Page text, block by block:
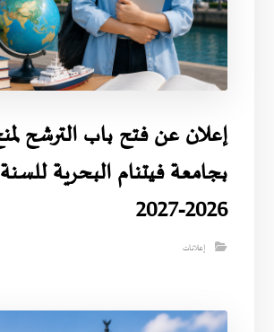
إعلان عن فتح باب الترشح
بجامعة فيتنام البحرية
2026-2027
إعلانات